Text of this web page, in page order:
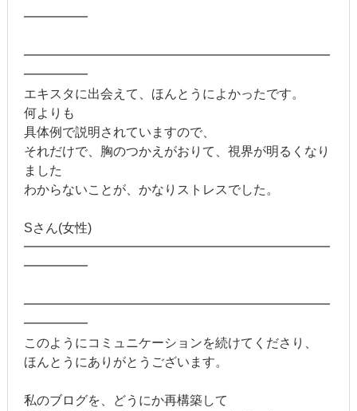
━━━━━
━━━━━━━━━━━━━━━━━━━━━━━━
━━━━━
エキスタに出会えて、ほんとうによかったです。
何よりも
具体例で説明されていますので、
それだけで、胸のつかえがおりて、視界が明るくなり
ました
わからないことが、かなりストレスでした。
Sさん(女性)
━━━━━━━━━━━━━━━━━━━━━━━━
━━━━━
━━━━━━━━━━━━━━━━━━━━━━━━
━━━━━
このようにコミュニケーションを続けてくださり、
ほんとうにありがとうございます。
私のブログを、どうにか再構築して